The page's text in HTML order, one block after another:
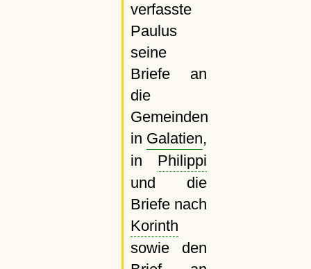
verfasste
Paulus
seine
Briefe an
die
Gemeinden
in Galatien,
in Philippi
und die
Briefe nach
Korinth
sowie den